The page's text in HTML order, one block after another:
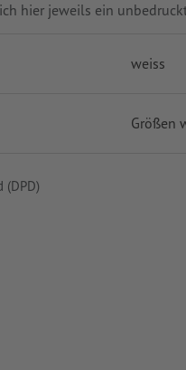
hier jeweils ein
weiss
Größen
(DPD)